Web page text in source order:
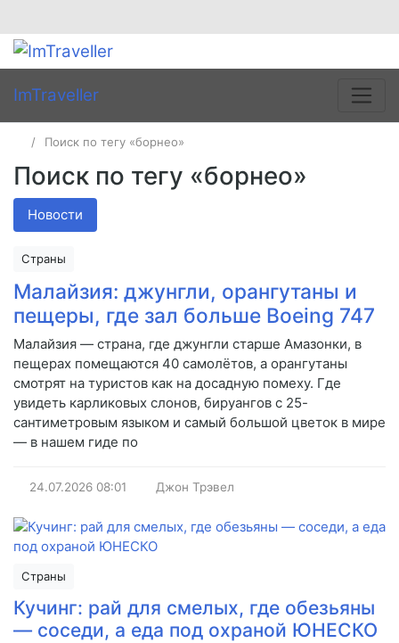
ImTraveller
Поиск по тегу «борнео»
Поиск по тегу «борнео»
Новости
Страны
Малайзия: джунгли, орангутаны и
пещеры, где зал больше Boeing 747
Малайзия — страна, где джунгли старше Амазонки, в
пещерах помещаются 40 самолётов, а орангутаны
смотрят на туристов как на досадную помеху. Где
увидеть карликовых слонов, бируангов с 25-
сантиметровым языком и самый большой цветок в мире
— в нашем гиде по
24.07.2026 08:01 Джон Трэвел
Страны
Кучинг: рай для смелых, где обезьяны
— соседи, а еда под охраной ЮНЕСКО